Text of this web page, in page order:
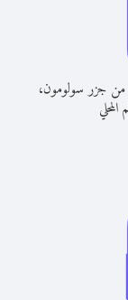
من جزر سولومون،
المحلي